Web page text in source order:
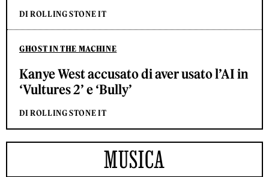
DI ROLLING STONE IT
GHOST IN THE MACHINE
Kanye West accusato di aver usato l’AI in
‘Vultures 2’ e ‘Bully’
DI ROLLING STONE IT
MUSICA